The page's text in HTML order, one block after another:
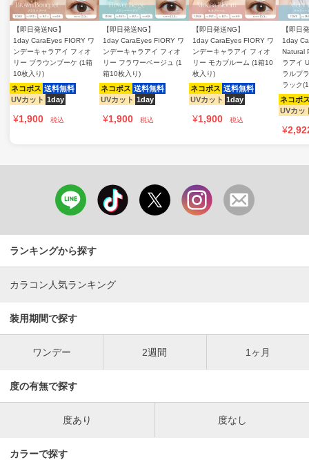
【即日発送NG】
1day CaraEyes FIORY ワ
ンデーキャラアイ フィオ
リー ブラウンブーケ (1箱
10枚入り)
ネコポス 送料無料
UVカット 1day
¥1,900 税込
【即日発送NG】
1day CaraEyes FIORY ワ
ンデーキャラアイ フィオ
リー フラワーベージュ (1
箱10枚入り)
ネコポス 送料無料
UVカット 1day
¥1,900 税込
【即日発送NG】
1day CaraEyes FIORY ワ
ンデーキャラアイ フィオ
リー モカブルーム (1箱10
枚入り)
ネコポス 送料無料
UVカット 1day
¥1,900 税込
【即日
1day
Natural
ラアイ
ラルプ
ラック
ネコポ
UVカッ
¥
ランキングから探す
カラコン人気ランキング
装用期間で探す
ワンデー 2週間 1ヶ月
度の有無で探す
度あり 度なし
カラーで探す